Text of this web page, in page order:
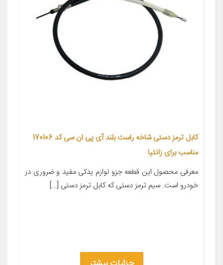
کابل ترمز دستی شاخه راست بلند آی پی ان سی کد 170106
مناسب برای زانتیا
معرفی محصول این قطعه جزو لوازم یدکی مفید و ضروری در
خودرو است. سیم ترمز دستی که کابل ترمز دستی […]